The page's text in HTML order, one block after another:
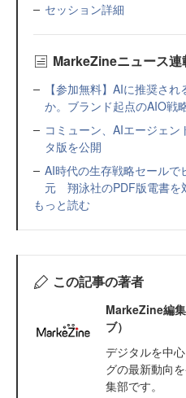
セッション詳細
MarkeZineニュース連
【参加無料】AIに推奨さ
か。ブランド起点のAIO戦
コミューン、AIエージェ
タ版を公開
AI時代の生存戦略セール
元 翔泳社のPDF版電書を
もっと読む
この記事の著者
MarkeZine編
ブ）
デジタルを中
グの最新動向
集部です。